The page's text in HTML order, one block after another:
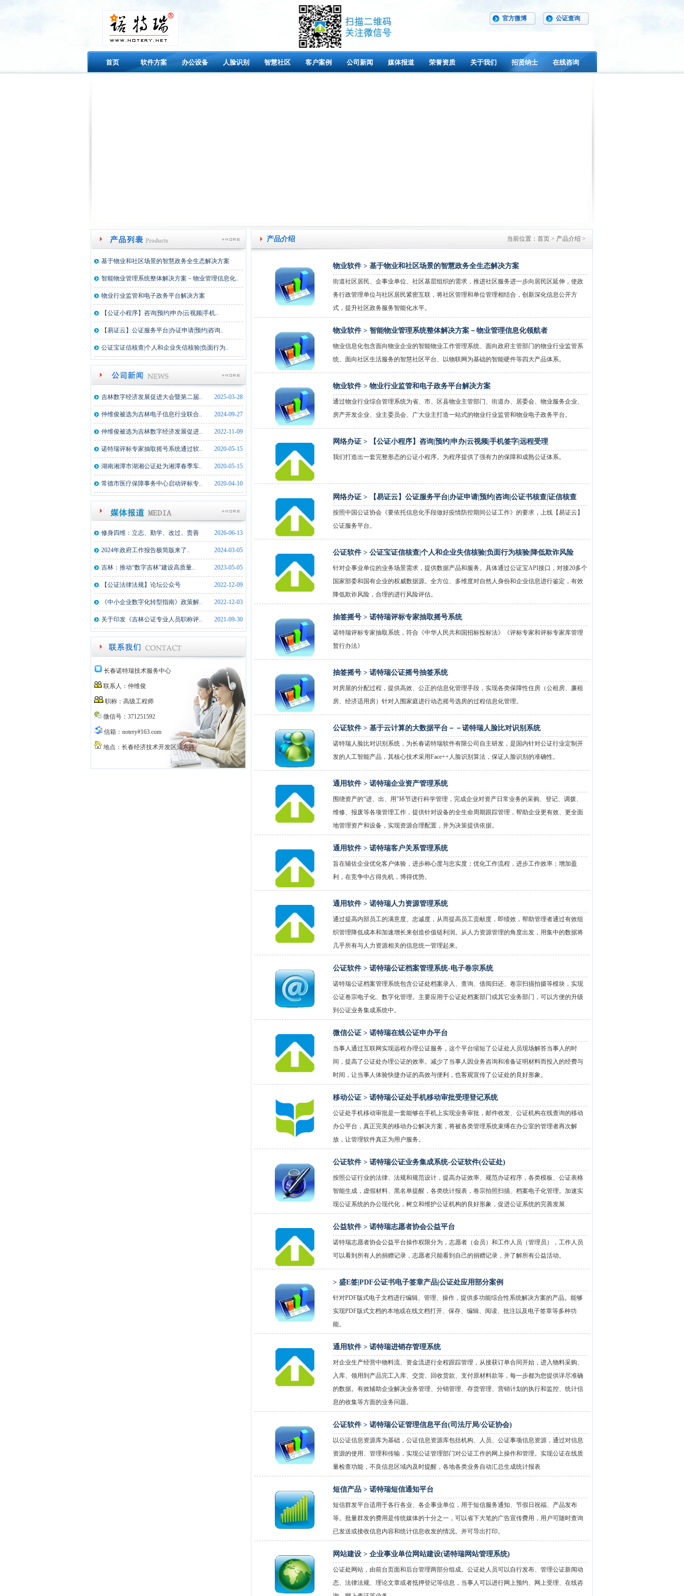
公证查询
官方微博
首页 软件方案 办公设备 人脸识别 智慧社区 客户案例 公司新闻 媒体报道 荣誉资质 关于我们 招贤纳士 在线咨询
基于物业和社区场景的智慧政务全生态解决方案
智能物业管理系统整体解决方案－物业管理信息化..
物业行业监管和电子政务平台解决方案
【公证小程序】咨询|预约|申办|云视频|手机..
【易证云】公证服务平台|办证申请|预约|咨询..
公证宝证信核查|个人和企业失信核验|负面行为..
吉林数字经济发展促进大会暨第二届.. 2025-03-28
仲维俊被选为吉林电子信息行业联合.. 2024-09-27
仲维俊被选为吉林数字经济发展促进.. 2022-11-09
诺特瑞评标专家抽取摇号系统通过软.. 2020-05-15
湖南湘潭市湖湘公证处为湘潭春季车.. 2020-05-15
常德市医疗保障事务中心启动评标专.. 2020-04-10
修身四维：立志、勤学、改过、责善 2026-06-13
2024年政府工作报告极简版来了.. 2024-03-05
吉林：推动“数字吉林”建设高质量.. 2023-05-05
【公证法律法规】论坛公众号 2022-12-09
《中小企业数字化转型指南》政策解.. 2022-12-03
关于印发《吉林公证专业人员职称评.. 2021-09-30
长春诺特瑞技术服务中心
联系人：仲维俊
职称：高级工程师
微信号：371251592
信箱：notery#163.com
地点：长春经济技术开发区浦东路
产品介绍 当前位置：首页 > 产品介绍 >
物业软件 > 基于物业和社区场景的智慧政务全生态解决方案
街道社区居民、企事业单位、社区基层组织的需求，推进社区服务进一步向居民区延伸，使政
务行政管理单位与社区居民紧密互联，将社区管理和单位管理相结合，创新深化信息公开方
式，提升社区政务服务智能化水平。
物业软件 > 智能物业管理系统整体解决方案－物业管理信息化领航者
物业信息化包含面向物业企业的智能物业工作管理系统、面向政府主管部门的物业行业监管系
统、面向社区生活服务的智慧社区平台、以物联网为基础的智能硬件等四大产品体系。
物业软件 > 物业行业监管和电子政务平台解决方案
通过物业行业综合管理系统为省、市、区县物业主管部门、街道办、居委会、物业服务企业、
房产开发企业、业主委员会、广大业主打造一站式的物业行业监管和物业电子政务平台。
网络办证 > 【公证小程序】咨询|预约|申办|云视频|手机签字|远程受理
我们打造出一套完整形态的公证小程序。为程序提供了强有力的保障和成熟公证体系。
网络办证 > 【易证云】公证服务平台|办证申请|预约|咨询|公证书核查|证信核查
按照中国公证协会《要依托信息化手段做好疫情防控期间公证工作》的要求，上线【易证云】
公证服务平台。
公证软件 > 公证宝证信核查|个人和企业失信核验|负面行为核验|降低欺诈风险
针对企事业单位的业务场景需求，提供数据产品和服务。具体通过公证宝API接口，对接20多个
国家部委和国有企业的权威数据源。全方位、多维度对自然人身份和企业信息进行鉴定，有效
降低欺诈风险，合理的进行风险评估。
抽签摇号 > 诺特瑞评标专家抽取摇号系统
诺特瑞评标专家抽取系统，符合《中华人民共和国招标投标法》《评标专家和评标专家库管理
暂行办法》
抽签摇号 > 诺特瑞公证摇号抽签系统
对房屋的分配过程，提供高效、公正的信息化管理手段，实现各类保障性住房（公租房、廉租
房、经济适用房）针对入围家庭进行动态摇号选房的过程信息化管理。
公证软件 > 基于云计算的大数据平台－－诺特瑞人脸比对识别系统
诺特瑞人脸比对识别系统，为长春诺特瑞软件有限公司自主研发，是国内针对公证行业定制开
发的人工智能产品，其核心技术采用Face++人脸识别算法，保证人脸识别的准确性。
通用软件 > 诺特瑞企业资产管理系统
围绕资产的“进、出、用”环节进行科学管理，完成企业对资产日常业务的采购、登记、调拨、
维修、报废等各项管理工作，提供针对设备的全生命周期跟踪管理，帮助企业更有效、更全面
地管理资产和设备，实现资源合理配置，并为决策提供依据。
通用软件 > 诺特瑞客户关系管理系统
旨在辅佐企业优化客户体验，进步称心度与忠实度；优化工作流程，进步工作效率；增加盈
利，在竞争中占得先机，博得优势。
通用软件 > 诺特瑞人力资源管理系统
通过提高内部员工的满意度、忠诚度，从而提高员工贡献度，即绩效，帮助管理者通过有效组
织管理降低成本和加速增长来创造价值链利润。从人力资源管理的角度出发，用集中的数据将
几乎所有与人力资源相关的信息统一管理起来。
公证软件 > 诺特瑞公证档案管理系统-电子卷宗系统
诺特瑞公证档案管理系统包含公证处档案录入、查询、借阅归还、卷宗扫描拍摄等模块，实现
公证卷宗电子化、数字化管理。主要应用于公证处档案部门或其它业务部门，可以方便的升级
到公证业务集成系统中。
微信公证 > 诺特瑞在线公证申办平台
当事人通过互联网实现远程办理公证服务，这个平台缩短了公证处人员现场解答当事人的时
间，提高了公证处办理公证的效率。减少了当事人因业务咨询和准备证明材料而投入的经费与
时间，让当事人体验快捷办证的高效与便利，也客观宣传了公证处的良好形象。
移动公证 > 诺特瑞公证处手机移动审批受理登记系统
公证处手机移动审批是一套能够在手机上实现业务审批，邮件收发、公证机构在线查询的移动
办公平台，真正完美的移动办公解决方案，将被各类管理系统束缚在办公室的管理者再次解
放，让管理软件真正为用户服务。
公证软件 > 诺特瑞公证业务集成系统-公证软件(公证处)
按照公证行业的法律、法规和规范设计，提高办证效率、规范办证程序，各类模板、公证表格
智能生成，虚假材料、黑名单提醒，各类统计报表，卷宗拍照扫描、档案电子化管理。加速实
现公证系统的办公现代化，树立和维护公证机构的良好形象，促进公证系统的完善发展
公益软件 > 诺特瑞志愿者协会公益平台
诺特瑞志愿者协会公益平台操作权限分为，志愿者（会员）和工作人员（管理员），工作人员
可以看到所有人的捐赠记录，志愿者只能看到自己的捐赠记录，并了解所有公益活动。
> 盛E签|PDF公证书电子签章产品|公证处应用部分案例
针对PDF版式电子文档进行编辑、管理、操作，提供多功能综合性系统解决方案的产品。能够
实现PDF版式文档的本地或在线文档打开、保存、编辑、阅读、批注以及电子签章等多种功
能。
通用软件 > 诺特瑞进销存管理系统
对企业生产经营中物料流、资金流进行全程跟踪管理，从接获订单合同开始，进入物料采购、
入库、领用到产品完工入库、交货、回收货款、支付原材料款等，每一步都为您提供详尽准确
的数据。有效辅助企业解决业务管理、分销管理、存货管理、营销计划的执行和监控、统计信
息的收集等方面的业务问题。
公证软件 > 诺特瑞公证管理信息平台(司法厅局/公证协会)
以公证信息资源库为基础，公证信息资源库包括机构、人员、公证事项信息资源，通过对信息
资源的使用、管理和传输，实现公证管理部门对公证工作的网上操作和管理。实现公证在线质
量检查功能，不良信息区域内及时提醒，各地各类业务自动汇总生成统计报表
短信产品 > 诺特瑞短信通知平台
短信群发平台适用于各行各业、各企事业单位，用于短信服务通知、节假日祝福、产品发布
等。批量群发的费用是传统媒体的十分之一，可以省下大笔的广告宣传费用，用户可随时查询
已发送或接收信息内容和统计信息收发的情况。并可导出打印。
网站建设 > 企业事业单位网站建设(诺特瑞网站管理系统)
公证处网站，由前台页面和后台管理两部分组成。公证处人员可以自行发布、管理公证新闻动
态、法律法规、理论文章或者抵押登记等信息，当事人可以进行网上预约、网上受理、在线咨